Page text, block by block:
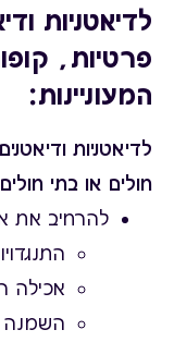
לדיאטניות
פרטיות,
המעוניינות:
לדיאטניות
חולים או בתי
להרחיב את
אכילה
השמנה